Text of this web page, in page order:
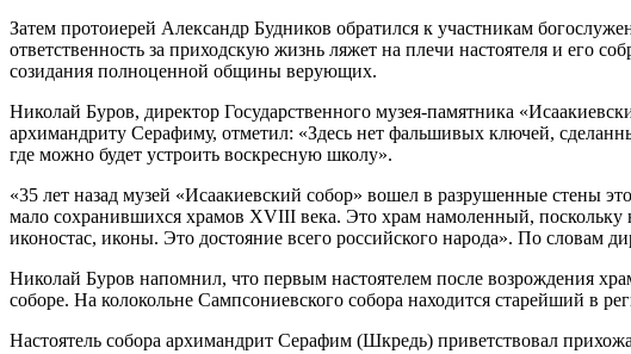
Затем протоиерей Александр Будников обратился к участникам
ответственность за приходскую жизнь ляжет на плечи настоятеля и его
созидания полноценной общины верующих.
Николай Буров, директор Государственного музея-памятника
архимандриту Серафиму, отметил: «Здесь нет фальшивых ключей,
где можно будет устроить воскресную школу».
«35 лет назад музей «Исаакиевский собор» вошел в разрушенные стены
мало сохранившихся храмов XVIII века. Это храм намоленный, поскольку
иконостас, иконы. Это достояние всего российского народа». По словам
Николай Буров напомнил, что первым настоятелем после возрождения
соборе. На колокольне Сампсониевского собора находится старейший в
Настоятель собора архимандрит Серафим (Шкредь) приветствовал